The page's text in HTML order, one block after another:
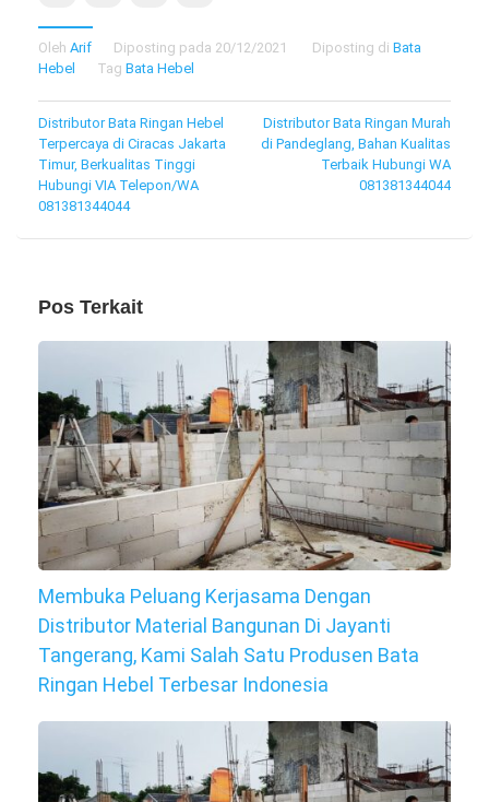
Oleh Arif Diposting pada 20/12/2021 Diposting di Bata
Hebel
Tag Bata Hebel
Navigasi
pos
Distributor Bata Ringan Hebel
Terpercaya di Ciracas Jakarta
Timur, Berkualitas Tinggi
Hubungi VIA Telepon/WA
081381344044
Distributor Bata Ringan Murah
di Pandeglang, Bahan Kualitas
Terbaik Hubungi WA
081381344044
Pos Terkait
Membuka Peluang Kerjasama Dengan
Distributor Material Bangunan Di Jayanti
Tangerang, Kami Salah Satu Produsen Bata
Ringan Hebel Terbesar Indonesia